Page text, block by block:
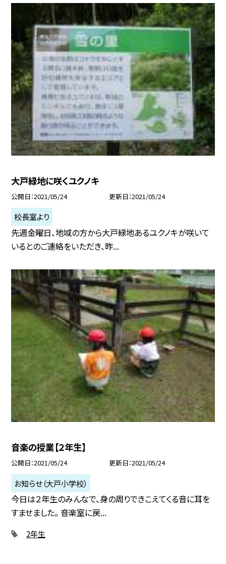
大戸緑地に咲くユクノキ
公開日 2021/05/24 更新日 2021/05/24
校長室より
先週金曜日、地域の方から大戸緑地あるユクノキが咲いて
いるとのご連絡をいただき、昨...
音楽の授業【２年生】
公開日 2021/05/24 更新日 2021/05/24
お知らせ（大戸小学校）
今日は２年生のみんなで、身の周りできこえてくる音に耳を
すませました。 音楽室に戻...
2年生